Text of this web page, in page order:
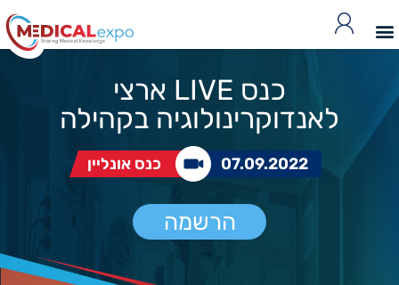
כנס LIVE ארצי
לאנדוקרינולוגיה בקהילה
07.09.2022 כנס אונליין
הרשמה